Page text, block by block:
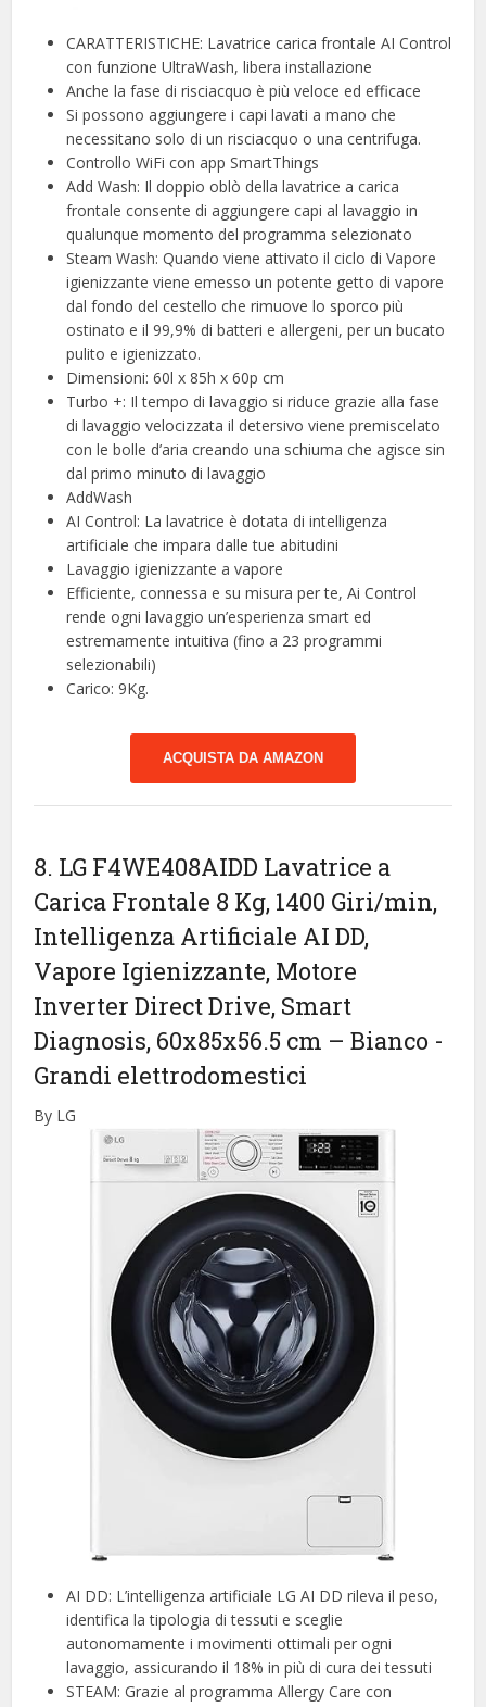
CARATTERISTICHE: Lavatrice carica frontale AI Control
con funzione UltraWash, libera installazione
Anche la fase di risciacquo è più veloce ed efficace
Si possono aggiungere i capi lavati a mano che
necessitano solo di un risciacquo o una centrifuga.
Controllo WiFi con app SmartThings
Add Wash: Il doppio oblò della lavatrice a carica
frontale consente di aggiungere capi al lavaggio in
qualunque momento del programma selezionato
Steam Wash: Quando viene attivato il ciclo di Vapore
igienizzante viene emesso un potente getto di vapore
dal fondo del cestello che rimuove lo sporco più
ostinato e il 99,9% di batteri e allergeni, per un bucato
pulito e igienizzato.
Dimensioni: 60l x 85h x 60p cm
Turbo +: Il tempo di lavaggio si riduce grazie alla fase
di lavaggio velocizzata il detersivo viene premiscelato
con le bolle d’aria creando una schiuma che agisce sin
dal primo minuto di lavaggio
AddWash
AI Control: La lavatrice è dotata di intelligenza
artificiale che impara dalle tue abitudini
Lavaggio igienizzante a vapore
Efficiente, connessa e su misura per te, Ai Control
rende ogni lavaggio un’esperienza smart ed
estremamente intuitiva (fino a 23 programmi
selezionabili)
Carico: 9Kg.
ACQUISTA DA AMAZON
8. LG F4WE408AIDD Lavatrice a
Carica Frontale 8 Kg, 1400 Giri/min,
Intelligenza Artificiale AI DD,
Vapore Igienizzante, Motore
Inverter Direct Drive, Smart
Diagnosis, 60x85x56.5 cm – Bianco -
Grandi elettrodomestici
By LG
AI DD: L’intelligenza artificiale LG AI DD rileva il peso,
identifica la tipologia di tessuti e sceglie
autonomamente i movimenti ottimali per ogni
lavaggio, assicurando il 18% in più di cura dei tessuti
STEAM: Grazie al programma Allergy Care con